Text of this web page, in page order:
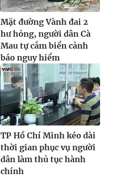
Mặt đường Vành đai 2
hư hỏng, người dân Cà
Mau tự cắm biển cảnh
báo nguy hiểm
TP Hồ Chí Minh kéo dài
thời gian phục vụ người
dân làm thủ tục hành
chính